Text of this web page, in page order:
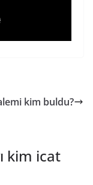
kim buldu?
kim icat